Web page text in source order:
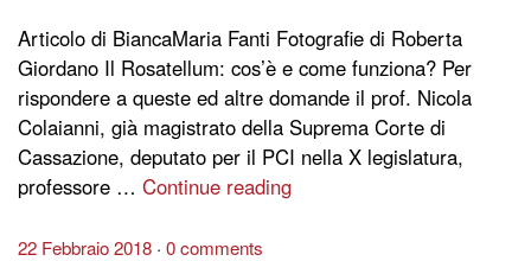
Articolo di BiancaMaria Fanti Fotografie di Roberta
Giordano Il Rosatellum: cos’è e come funziona? Per
rispondere a queste ed altre domande il prof. Nicola
Colaianni, già magistrato della Suprema Corte di
Cassazione, deputato per il PCI nella X legislatura,
professore … Continue reading
22 Febbraio 2018 0 comments